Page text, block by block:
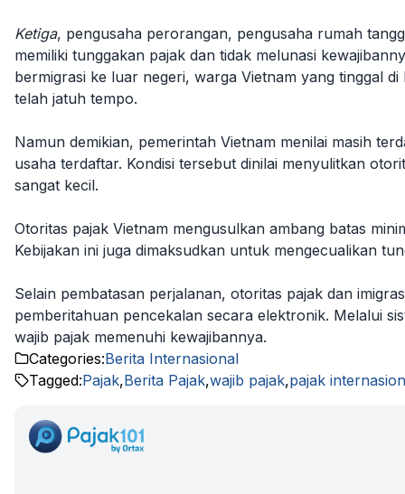
Ketiga, pengusaha perorangan, pengusaha rumah
memiliki tunggakan pajak dan tidak melunasi
bermigrasi ke luar negeri, warga Vietnam yang tinggal
telah jatuh tempo.
Namun demikian, pemerintah Vietnam menilai masih
usaha terdaftar. Kondisi tersebut dinilai menyulitkan
sangat kecil.
Otoritas pajak Vietnam mengusulkan ambang batas
Kebijakan ini juga dimaksudkan untuk mengecualikan
Selain pembatasan perjalanan, otoritas pajak dan
pemberitahuan pencekalan secara elektronik. Melalui
wajib pajak memenuhi kewajibannya.
Categories:Berita Internasional
Tagged:Pajak,Berita Pajak,wajib pajak,pajak